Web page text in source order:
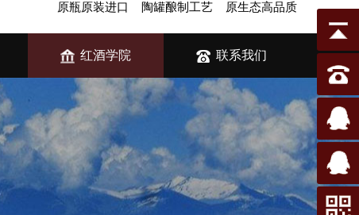
原瓶原装进口 陶罐酿制工艺 原生态高品质
红酒学院 联系我们